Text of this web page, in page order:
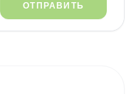
ОТПРАВИТЬ